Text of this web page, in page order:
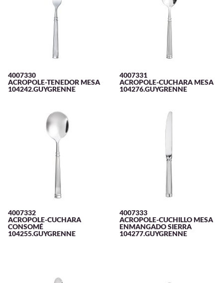
4007330
ACROPOLE-TENEDOR MESA
104242.GUYGRENNE
4007331
ACROPOLE-CUCHARA MESA
104276.GUYGRENNE
4007332
ACROPOLE-CUCHARA
CONSOMÉ
104255.GUYGRENNE
4007333
ACROPOLE-CUCHILLO MESA
ENMANGADO SIERRA
104277.GUYGRENNE